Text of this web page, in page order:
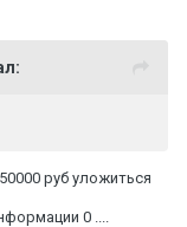
руб уложиться
0 ....